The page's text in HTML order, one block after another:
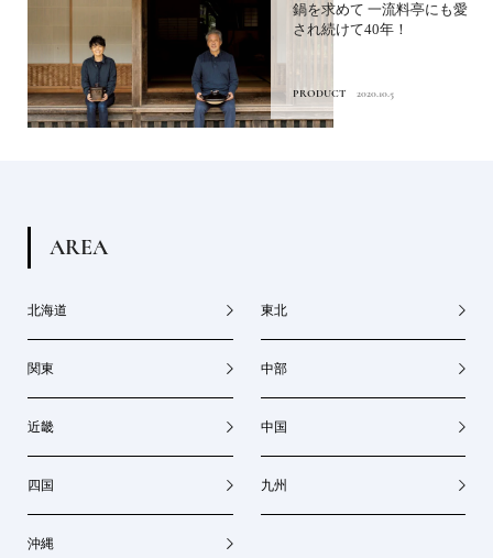
鍋を求めて 一流料亭にも愛
され続けて40年！
PRODUCT 2020.10.5
AREA
北海道 東北
関東 中部
近畿 中国
四国 九州
沖縄